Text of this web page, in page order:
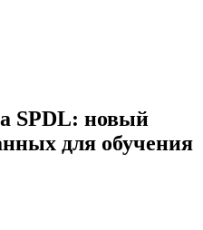
SPDL: новый
для обучения